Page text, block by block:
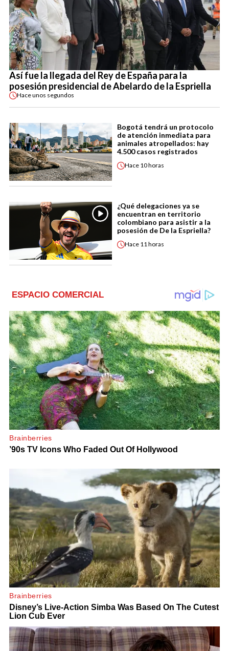
Así fue la llegada del Rey de España para la
posesión presidencial de Abelardo de la Espriella
Haceunos segundos
Bogotá tendrá un protocolo
de atención inmediata para
animales atropellados: hay
4.500 casos registrados
Hace 10 horas
¿Qué delegaciones ya se
encuentran en territorio
colombiano para asistir a la
posesión de De la Espriella?
Hace 11 horas